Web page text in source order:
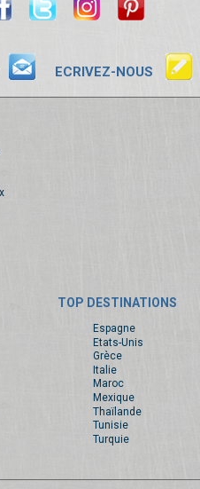
ECRIVEZ-NOUS
TOP DESTINATIONS
Espagne
Etats-Unis
Grèce
Italie
Maroc
Mexique
Thaïlande
Tunisie
Turquie